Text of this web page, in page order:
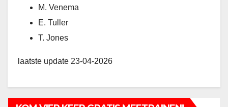
M. Venema
E. Tuller
T. Jones
laatste update 23-04-2026